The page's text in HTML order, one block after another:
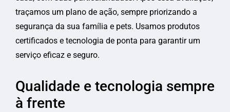
traçamos um plano de ação, sempre priorizando a
segurança da sua família e pets. Usamos produtos
certificados e tecnologia de ponta para garantir um
serviço eficaz e seguro.
Qualidade e tecnologia sempre
à frente